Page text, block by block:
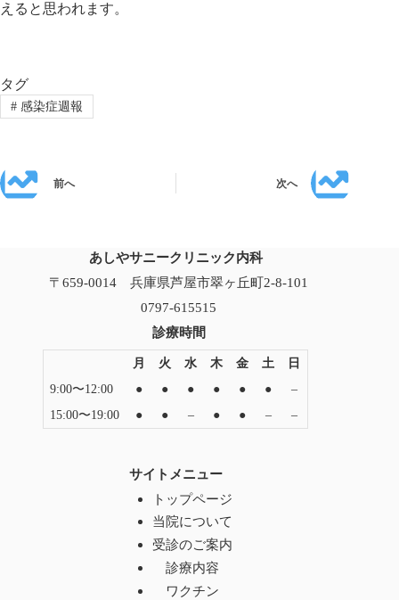
えると思われます。
タグ
#感染症週報
前へ 次へ
あしやサニークリニック内科
〒659-0014 兵庫県芦屋市翠ヶ丘町2-8-101
0797-615515
診療時間
月 火 水 木 金 土
日
9:00〜12:00
● ● ● ● ● ●
–
15:00〜19:00
● ● – ● ● – –
サイトメニュー
トップページ
当院について
受診のご案内
診療内容
ワクチン